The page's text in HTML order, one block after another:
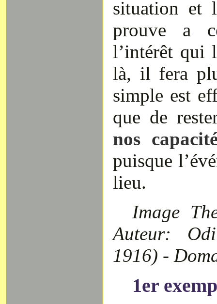
situation et
prouve a
l’intérêt qui
là, il fera
simple est
que de
nos
puisque
lieu.
Image
Auteur:
1916) -
1er